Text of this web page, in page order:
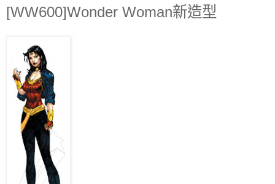
[WW600]Wonder Woman新造型